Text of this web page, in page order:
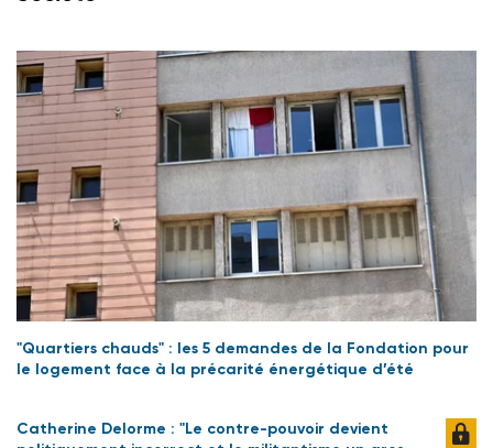
"Quartiers chauds" : les 5 demandes de la Fondation pour
le logement face à la précarité énergétique d’été
Catherine Delorme : "Le contre-pouvoir devient